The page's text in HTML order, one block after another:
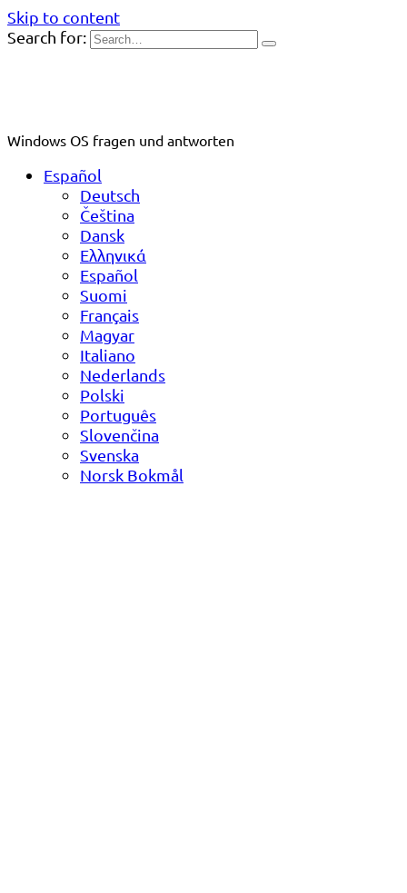
Skip to content
Search for:
Windows OS fragen und antworten
Español
Deutsch
Čeština
Dansk
Ελληνικά
Español
Suomi
Français
Magyar
Italiano
Nederlands
Polski
Português
Slovenčina
Svenska
Norsk Bokmål